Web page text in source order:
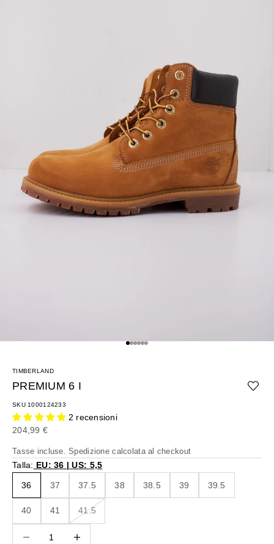
Vai all'articolo 1
Vai all'articolo 2
Vai all'articolo 3
Vai all'articolo 4
Vai all'articolo 5
Vai all'articolo 6
TIMBERLAND
PREMIUM 6 I
SKU 1000124233
2 recensioni
Prezzo scontato
204,99 €
Tasse incluse.Spedizione calcolataal checkout
Talla: EU: 36 | US: 5,5
36 37 37.5 38 38.5 39 39.5
40 41 41.5